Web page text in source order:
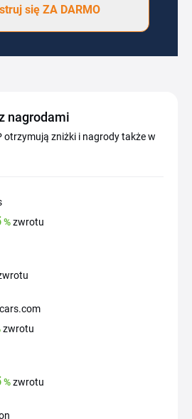
się ZA DARMO
nagrodami
otrzymują zniżki i nagrody także w
%zwrotu
zwrotu
%zwrotu